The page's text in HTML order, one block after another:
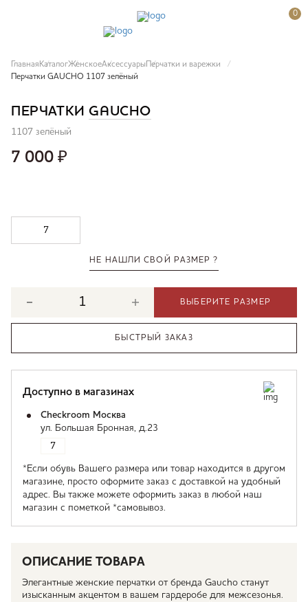
0
Главная КаталогЖенскоеАксессуары Перчатки и варежки
Перчатки GAUCHO 1107 зелёный
ПЕРЧАТКИGAUCHO
1107 зелёный
7 000 ₽
НЕ НАШЛИ СВОЙ РАЗМЕР ?
7
ВЫБЕРИТЕ РАЗМЕР
БЫСТРЫЙ ЗАКАЗ
Доступно в магазинах
Checkroom Москва
ул. Большая Бронная, д.23
7
*Если обувь Вашего размера или товар находится в другом
магазине, просто оформите заказ с доставкой на удобный
адрес. Вы также можете оформить заказ в любой наш
магазин с пометкой *самовывоз.
ОПИСАНИЕ ТОВАРА
Элегантные женские перчатки от бренда Gaucho станут
изысканным акцентом в вашем гардеробе для межсезонья.